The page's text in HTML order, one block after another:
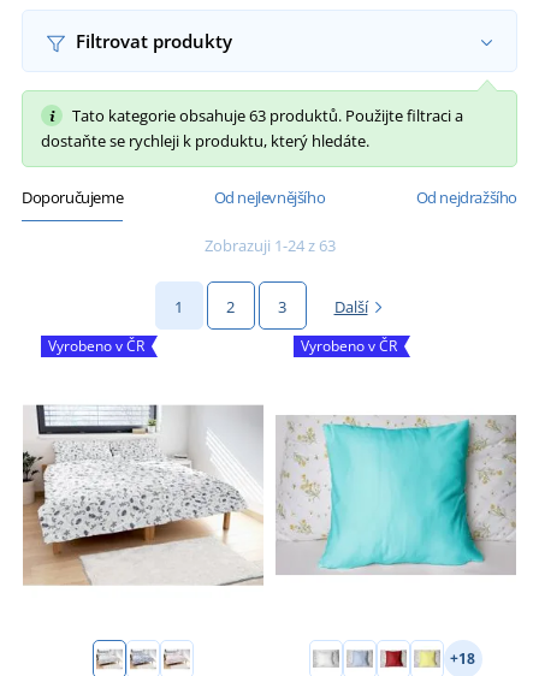
Filtrovat produkty
Tato kategorie obsahuje 63 produktů. Použijte filtraci a
dostaňte se rychleji k produktu, který hledáte.
Doporučujeme Od nejlevnějšího Od nejdražšího
Zobrazuji 1-24 z 63
1 2 3 Další
Vyrobeno v ČR Vyrobeno v ČR
+18